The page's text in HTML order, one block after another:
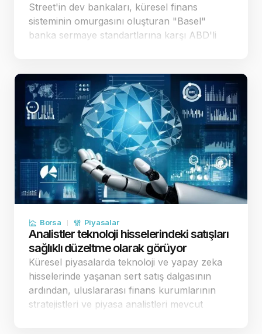
Street'in dev bankaları, küresel finans
sisteminin omurgasını oluşturan "Basel"
banka sermaye standartlarına karşı ABD'li
dolar büyüklü…
Borsa Piyasalar
Analistler teknoloji hisselerindeki satışları
sağlıklı düzeltme olarak görüyor
Küresel piyasalarda teknoloji ve yapay zeka
hisselerinde yaşanan sert satış dalgasının
ardından, uluslararası finans kurumlarının
stratejistleri ve piyasa analistleri mevcut